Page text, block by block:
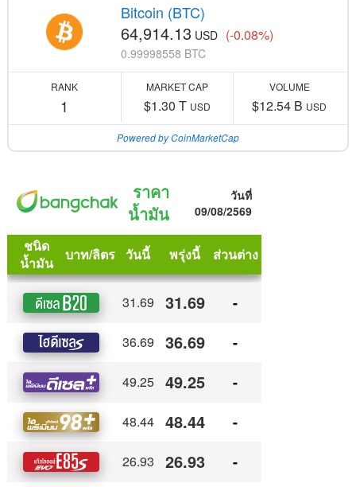
Bitcoin (BTC)
64,914.13 USD (-0.08%)
0.99998558 BTC
RANK
1
MARKET CAP
$1.30 T USD
VOLUME
$12.54 B USD
Powered by CoinMarketCap